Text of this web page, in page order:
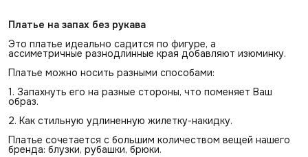
Платье на запах без рукава
Это платье идеально садится по фигуре, а
ассиметричные разнодлинные края добавляют изюминку.
Платье можно носить разными способами:
1. Запахнуть его на разные стороны, что поменяет Ваш
образ.
2. Как стильную удлиненную жилетку-накидку.
​Платье сочетается с большим количеством вещей нашего
бренда: блузки, рубашки, брюки.